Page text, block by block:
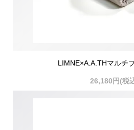
LIMNE×A.A.THマルチ
26,180円(税